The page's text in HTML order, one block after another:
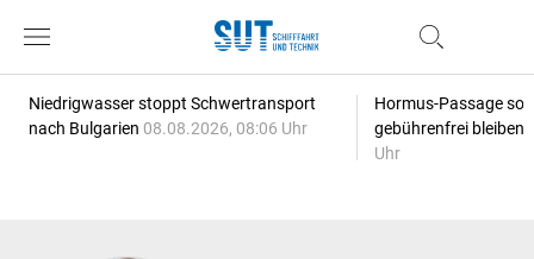
Niedrigwasser stoppt Schwertransport
nach Bulgarien 08.08.2026, 08:06 Uhr
Hormus-Passage
gebührenfrei bleiben
Uhr